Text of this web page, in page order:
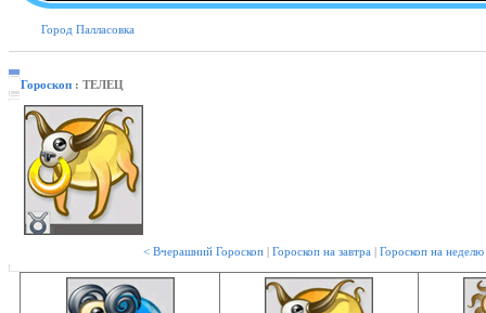
Город Палласовка
Гороскоп : ТЕЛЕЦ
< Вчерашний Гороскоп | Гороскоп на завтра | Гороскоп на неделю